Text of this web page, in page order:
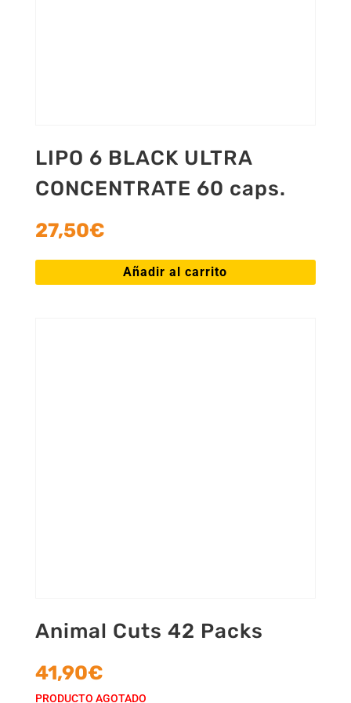
LIPO 6 BLACK ULTRA
CONCENTRATE 60 caps.
27,50€
Añadir al carrito
Animal Cuts 42 Packs
41,90€
PRODUCTO AGOTADO